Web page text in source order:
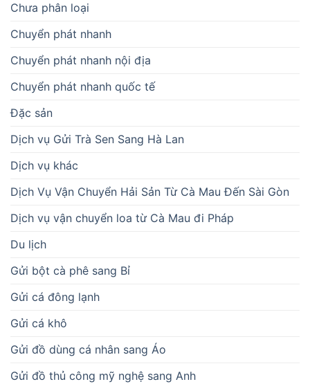
Chưa phân loại
Chuyển phát nhanh
Chuyển phát nhanh nội địa
Chuyển phát nhanh quốc tế
Đặc sản
Dịch vụ Gửi Trà Sen Sang Hà Lan
Dịch vụ khác
Dịch Vụ Vận Chuyển Hải Sản Từ Cà Mau Đến Sài Gòn
Dịch vụ vận chuyển loa từ Cà Mau đi Pháp
Du lịch
Gửi bột cà phê sang Bỉ
Gửi cá đông lạnh
Gửi cá khô
Gửi đồ dùng cá nhân sang Áo
Gửi đồ thủ công mỹ nghệ sang Anh